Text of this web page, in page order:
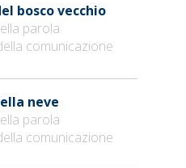
bosco vecchio
parola
comunicazione
neve
parola
comunicazione